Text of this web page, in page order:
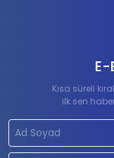
E-
Kısa süreli
ilk sen